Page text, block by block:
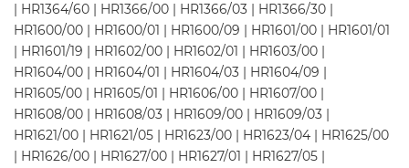
| HR1364/60 | HR1366/00 | HR1366/03 | HR1366/30 |
HR1600/00 | HR1600/01 | HR1600/09 | HR1601/00 | HR1601/01
| HR1601/19 | HR1602/00 | HR1602/01 | HR1603/00 |
HR1604/00 | HR1604/01 | HR1604/03 | HR1604/09 |
HR1605/00 | HR1605/01 | HR1606/00 | HR1607/00 |
HR1608/00 | HR1608/03 | HR1609/00 | HR1609/03 |
HR1621/00 | HR1621/05 | HR1623/00 | HR1623/04 | HR1625/00
| HR1626/00 | HR1627/00 | HR1627/01 | HR1627/05 |